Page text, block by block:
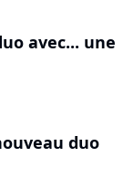
avec... une
duo